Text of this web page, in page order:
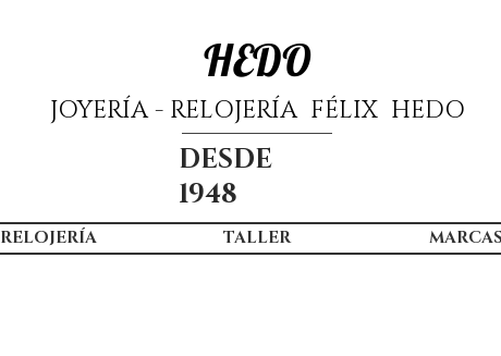
HEDO
JOYERÍA - RELOJERÍA FÉLIX HEDO
DESDE
1948
RELOJERÍA TALLER